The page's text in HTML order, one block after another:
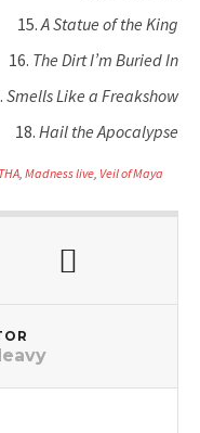
A Statue of the King
The Dirt I’m Buried In
Smells Like a Freakshow
Hail the Apocalypse
, Madness live, Veil of Maya